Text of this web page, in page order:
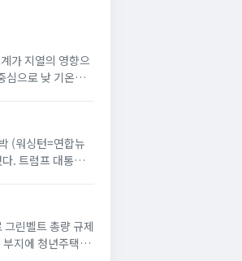
가 지열의 영향으
심으로 낮 기온이
(워싱턴=연합뉴
. 트럼프 대통령
린벨트 총량 규제
지에 청년주택”